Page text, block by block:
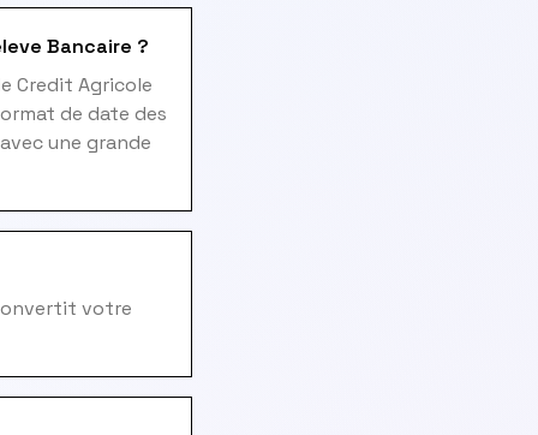
Bancaire ?
Credit Agricole
de date des
une grande
votre